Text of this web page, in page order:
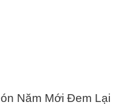
Năm Mới Đem Lại